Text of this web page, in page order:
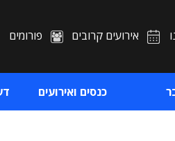
אירועים קרובים פורומים
כנסים ואירועים